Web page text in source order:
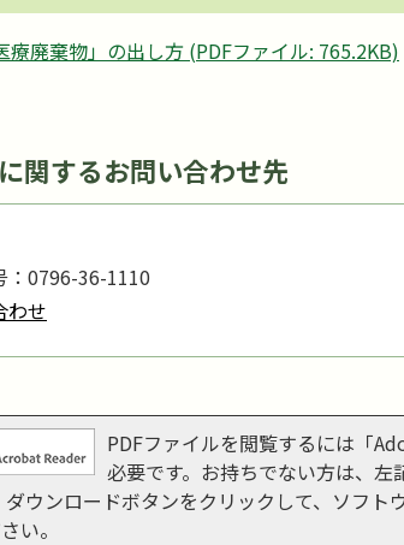
療廃棄物」の出し方 (PDFファイル: 765.2KB)
関するお問い合わせ先
：0796-36-1110
わせ
PDFファイルを閲覧するには「
必要です。お持ちでない方は、
ダウンロードボタンをクリックして、ソフト
い。